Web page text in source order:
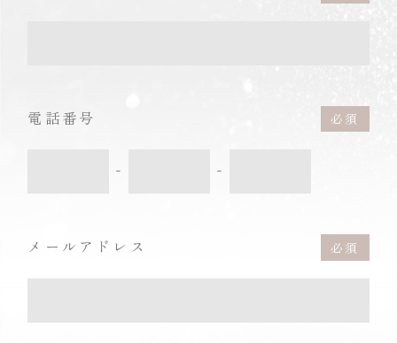
電話番号
- -
メールアドレス